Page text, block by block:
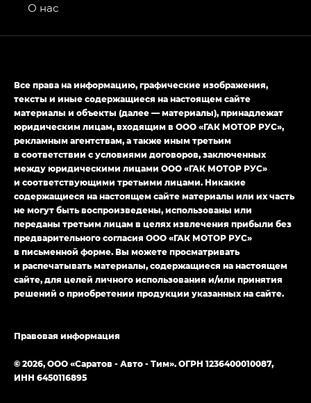
О нас
Все права на информацию, графические изображения,
тексты и иные содержащиеся на настоящем сайте
материалы и объекты (далее — материалы), принадлежат
юридическим лицам, входящим в ООО «ГАК МОТОР РУС»,
рекламным агентствам, а также иным третьим
в соответствии с условиями договоров, заключенных
между юридическими лицами ООО «ГАК МОТОР РУС»
и соответствующими третьими лицами. Никакие
содержащиеся на настоящем сайте материалы или их часть
не могут быть воспроизведены, использованы или
переданы третьим лицам в целях извлечения прибыли без
предварительного согласия ООО «ГАК МОТОР РУС»
в письменной форме. Вы можете просматривать
и распечатывать материалы, содержащиеся на настоящем
сайте, для целей личного использования и/или принятия
решений о приобретении продукции указанных на сайте.
© 2026, ООО «Саратов - Авто - Тим». ОГРН 1236400010087,
ИНН 6450116895
Правовая информация